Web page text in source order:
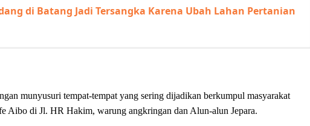
di Batang Jadi Tersangka Karena Ubah Lahan Pertanian
munyusuri tempat-tempat yang sering dijadikan berkumpul masyarakat
Aibo di Jl. HR Hakim, warung angkringan dan Alun-alun Jepara.